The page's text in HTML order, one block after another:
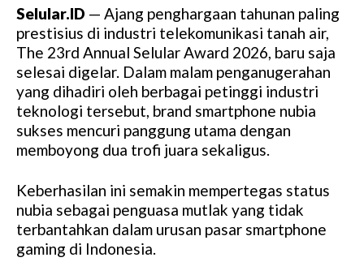
Selular.ID — Ajang penghargaan tahunan paling
prestisius di industri telekomunikasi tanah air,
The 23rd Annual Selular Award 2026, baru saja
selesai digelar. Dalam malam penganugerahan
yang dihadiri oleh berbagai petinggi industri
teknologi tersebut, brand smartphone nubia
sukses mencuri panggung utama dengan
memboyong dua trofi juara sekaligus.
Keberhasilan ini semakin mempertegas status
nubia sebagai penguasa mutlak yang tidak
terbantahkan dalam urusan pasar smartphone
gaming di Indonesia.